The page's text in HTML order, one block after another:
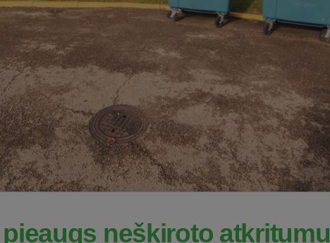
nešķiroto atkritumu